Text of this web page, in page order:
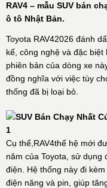
RAV4 – mẫu SUV bán
ô tô Nhật Bản.
Toyota RAV42026 đánh
kế, công nghệ và đặc
phiên bản của dòng xe
đồng nghĩa với việc tùy
thống đã bị loại bỏ.
Cụ thể,RAV4thế hệ mới
năm của Toyota, sử
điện. Hệ thống này đi
điện năng và pin, giúp